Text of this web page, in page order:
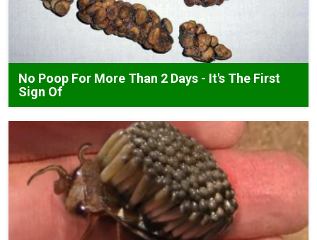
No Poop For More Than 2 Days - It's The First
Sign Of